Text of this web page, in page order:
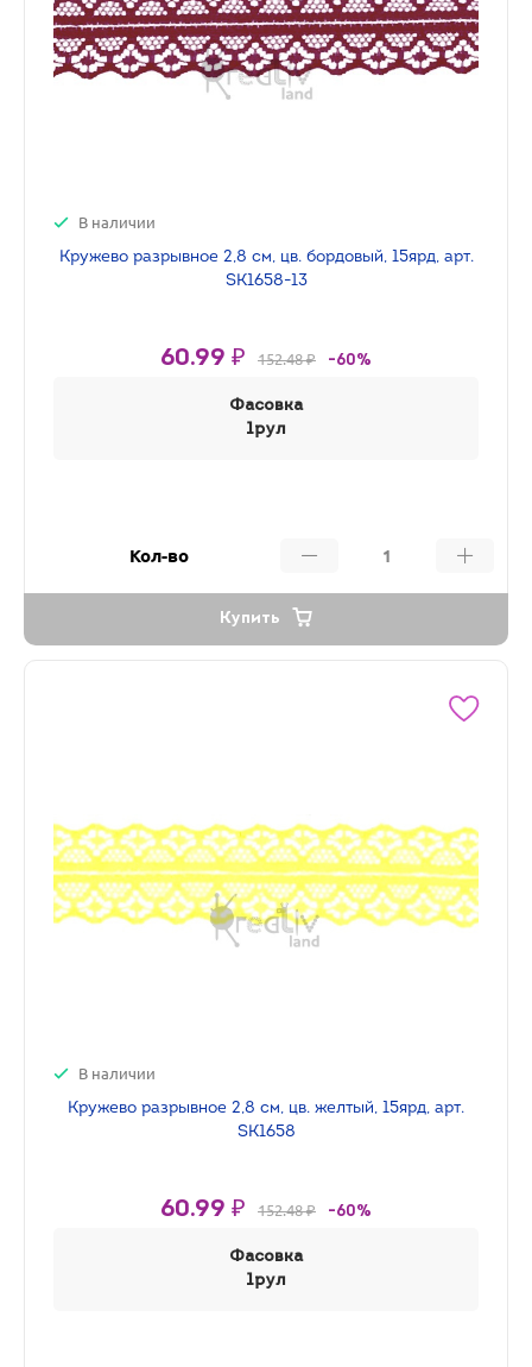
В наличии
Кружево разрывное 2,8 см, цв. бордовый, 15ярд, арт.
SK1658-13
60.99 ₽ 152.48 ₽ -60%
Фасовка
1рул
Кол-во
Купить
В наличии
Кружево разрывное 2,8 см, цв. желтый, 15ярд, арт.
SK1658
60.99 ₽ 152.48 ₽ -60%
Фасовка
1рул